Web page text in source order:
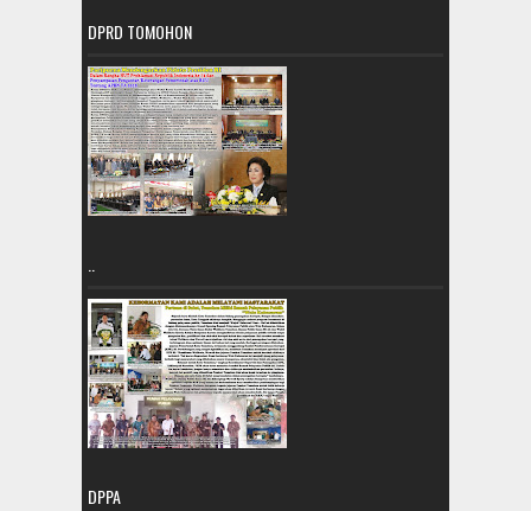
DPRD TOMOHON
..
DPPA